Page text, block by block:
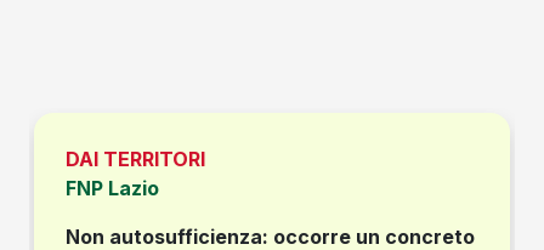
DAI TERRITORI
FNP Lazio
Non autosufficienza: occorre un concreto